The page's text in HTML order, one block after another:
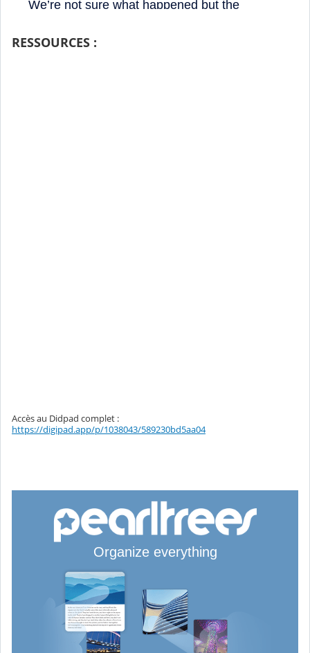
RESSOURCES :
Accès au Didpad complet :
https://digipad.app/p/1038043/589230bd5aa04